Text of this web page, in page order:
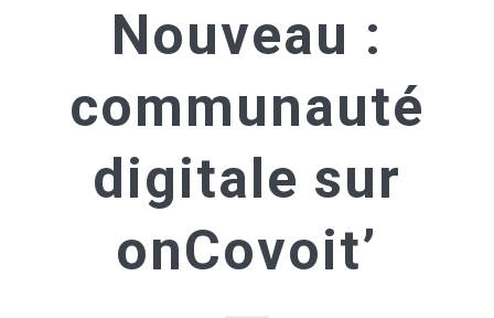
Nouveau :
communauté
digitale sur
onCovoit’